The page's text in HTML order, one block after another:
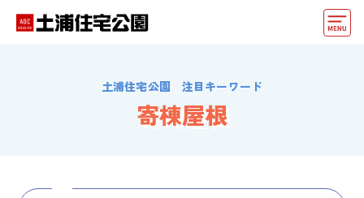
住宅会社・ハウスメーカー
土浦住宅公園 注目キーワード
寄棟屋根